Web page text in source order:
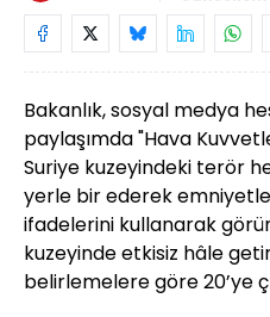
Bakanlık, sosyal medya
paylaşımda "Hava
Suriye kuzeyindeki terör
yerle bir ederek
ifadelerini kullanarak
kuzeyinde etkisiz hâle
belirlemelere göre 20’ye